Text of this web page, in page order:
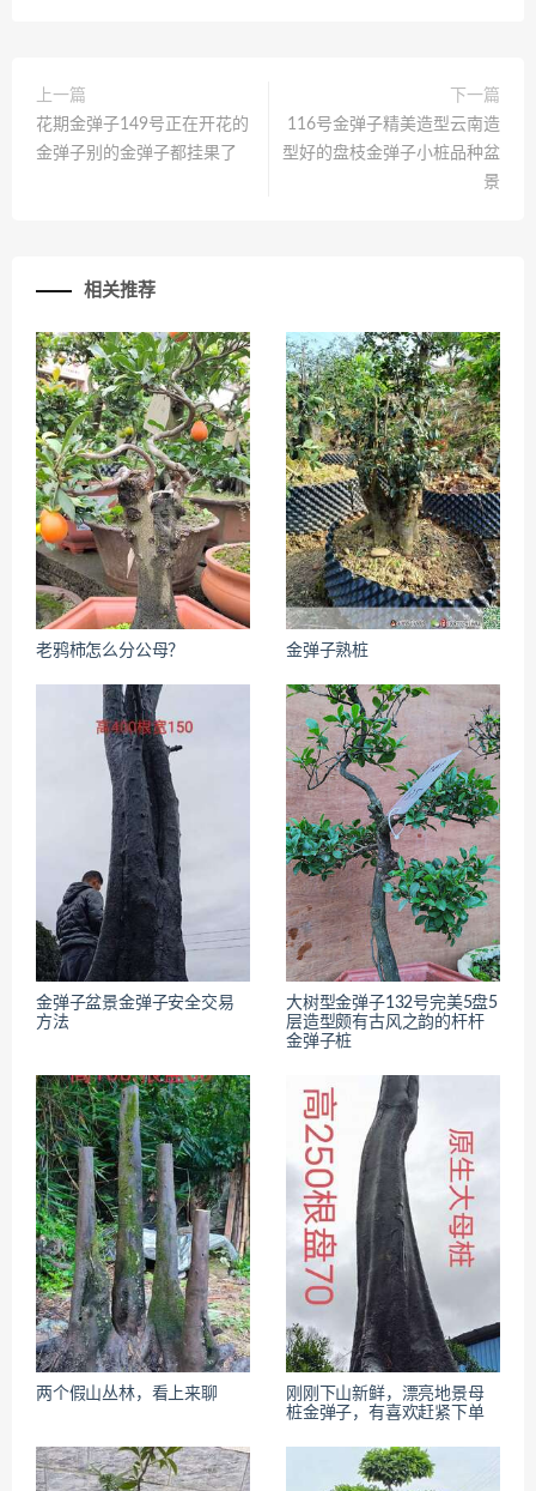
上一篇
花期金弹子149号正在开花的
金弹子别的金弹子都挂果了
下一篇
116号金弹子精美造型云南造
型好的盘枝金弹子小桩品种盆
景
相关推荐
老鸦柿怎么分公母？ 金弹子熟桩
金弹子盆景金弹子安全交易
方法
大树型金弹子132号完美5盘5
层造型颇有古风之韵的杆杆
金弹子桩
两个假山丛林，看上来聊
刚刚下山新鲜，漂亮地景母
桩金弹子，有喜欢赶紧下单